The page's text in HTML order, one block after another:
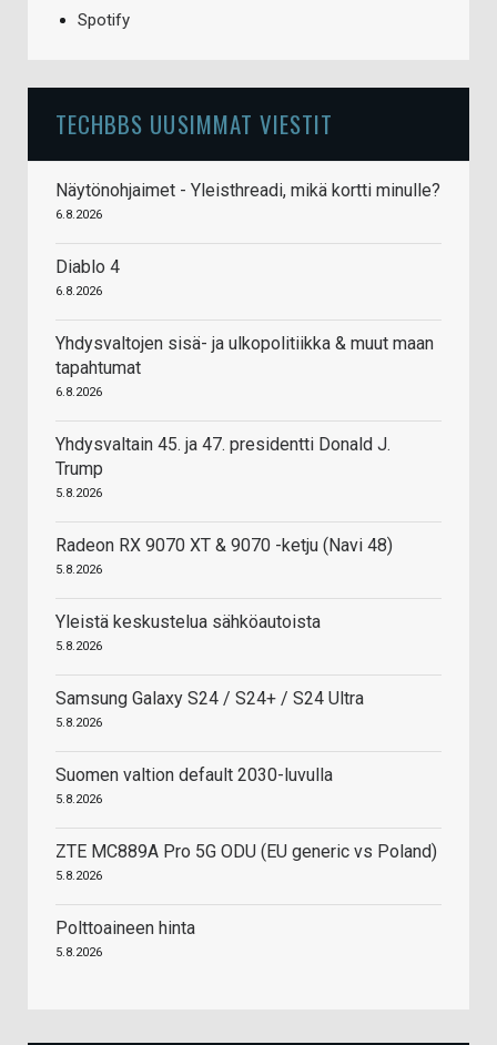
Spotify
TECHBBS UUSIMMAT VIESTIT
Näytönohjaimet - Yleisthreadi, mikä kortti minulle?
6.8.2026
Diablo 4
6.8.2026
Yhdysvaltojen sisä- ja ulkopolitiikka & muut maan
tapahtumat
6.8.2026
Yhdysvaltain 45. ja 47. presidentti Donald J.
Trump
5.8.2026
Radeon RX 9070 XT & 9070 -ketju (Navi 48)
5.8.2026
Yleistä keskustelua sähköautoista
5.8.2026
Samsung Galaxy S24 / S24+ / S24 Ultra
5.8.2026
Suomen valtion default 2030-luvulla
5.8.2026
ZTE MC889A Pro 5G ODU (EU generic vs Poland)
5.8.2026
Polttoaineen hinta
5.8.2026